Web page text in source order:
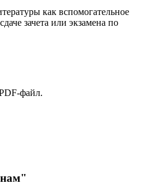
как вспомогательное
зачета или экзамена по
файл.